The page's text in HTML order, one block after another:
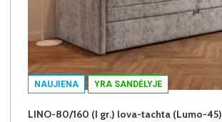
NAUJIENA YRA SANDĖLYJE
LINO-80/160 (I gr.) lova-tachta (Lumo-45)